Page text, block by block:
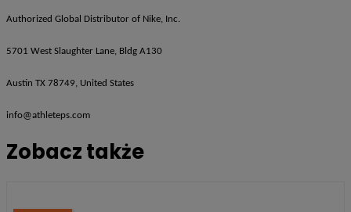
Authorized Global Distributor of Nike, Inc.
5701 West Slaughter Lane, Bldg A130
Austin TX 78749, United States
info@athleteps.com
Zobacz także